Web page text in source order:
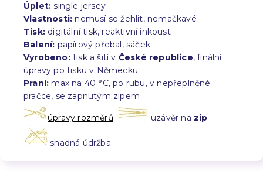
Úplet: single jersey
Vlastnosti: nemusí se žehlit, nemačkavé
Tisk: digitální tisk, reaktivní inkoust
Balení: papírový přebal, sáček
Vyrobeno:tisk a šití v České republice, finální
úpravy po tisku v Německu
Praní: max na 40 °C, po rubu, v nepřeplněné
pračce, se zapnutým zipem
úpravy rozměrů uzávěr na zip
snadná údržba